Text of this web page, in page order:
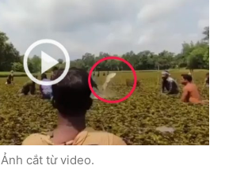
Ảnh cắt từ video.